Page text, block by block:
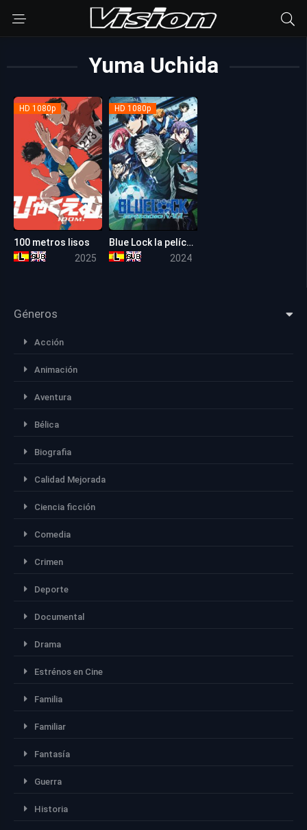
Yuma Uchida
HD 1080p
100 metros lisos
2025
HD 1080p
Blue Lock la película -episodio Nagi-
2024
Géneros
Acción
Animación
Aventura
Bélica
Biografia
Calidad Mejorada
Ciencia ficción
Comedia
Crimen
Deporte
Documental
Drama
Estrénos en Cine
Familia
Familiar
Fantasía
Guerra
Historia